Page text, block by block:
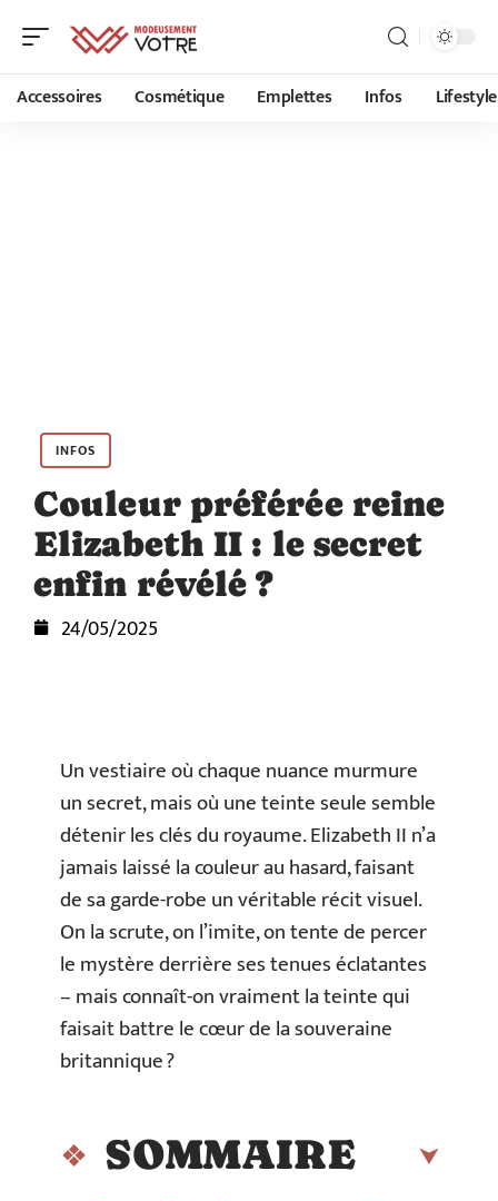
Accessoires Cosmétique Emplettes Infos Lifestyle
INFOS
Couleur préférée reine
Elizabeth II : le secret
enfin révélé ?
24/05/2025
Un vestiaire où chaque nuance murmure
un secret, mais où une teinte seule semble
détenir les clés du royaume. Elizabeth II n’a
jamais laissé la couleur au hasard, faisant
de sa garde-robe un véritable récit visuel.
On la scrute, on l’imite, on tente de percer
le mystère derrière ses tenues éclatantes
– mais connaît-on vraiment la teinte qui
faisait battre le cœur de la souveraine
britannique ?
SOMMAIRE